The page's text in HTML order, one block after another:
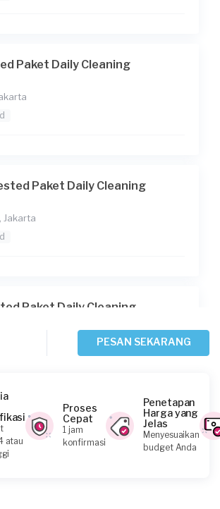
Paket Daily Cleaning
Paket Daily Cleaning
Jakarta
Paket Daily Cleaning
requested Paket Daily
PESAN SEKARANG
atau
Proses
Cepat
1 jam
konfirmasi
Penetapan
Harga yang
Jelas
Menyesuaikan
budget Anda